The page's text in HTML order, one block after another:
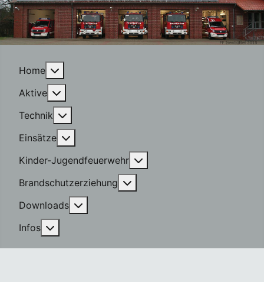
Home
Aktive
Technik
Einsätze
Kinder-Jugendfeuerwehr
Brandschutzerziehung
Downloads
Infos